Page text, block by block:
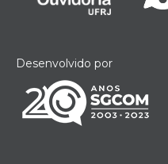
Desenvolvido por